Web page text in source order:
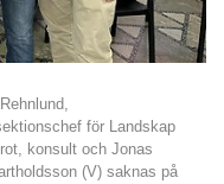
för Landskap
konsult och Jonas
(V) saknas på